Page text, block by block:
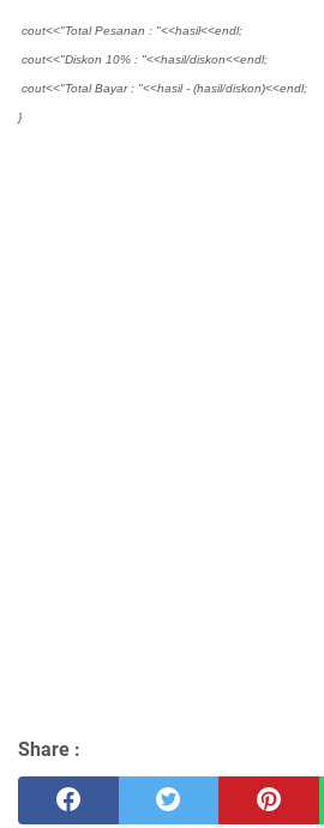
cout<<"Total Pesanan : "<<hasil<<endl;
cout<<"Diskon 10% : "<<hasil/diskon<<endl;
cout<<"Total Bayar : "<<hasil - (hasil/diskon)<<endl;
}
Share :